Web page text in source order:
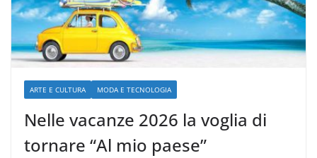
ARTE E CULTURA MODA E TECNOLOGIA
Nelle vacanze 2026 la voglia di
tornare “Al mio paese”